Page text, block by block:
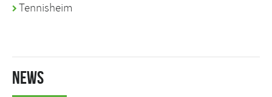
Tennisheim
News